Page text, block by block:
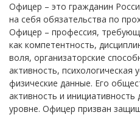
Офицер – это гражданин
на себя обязательства по
Офицер – профессия,
как компетентность,
воля, организаторские
активность, психологическая
физические данные. Его
активность и
уровне. Офицер призван